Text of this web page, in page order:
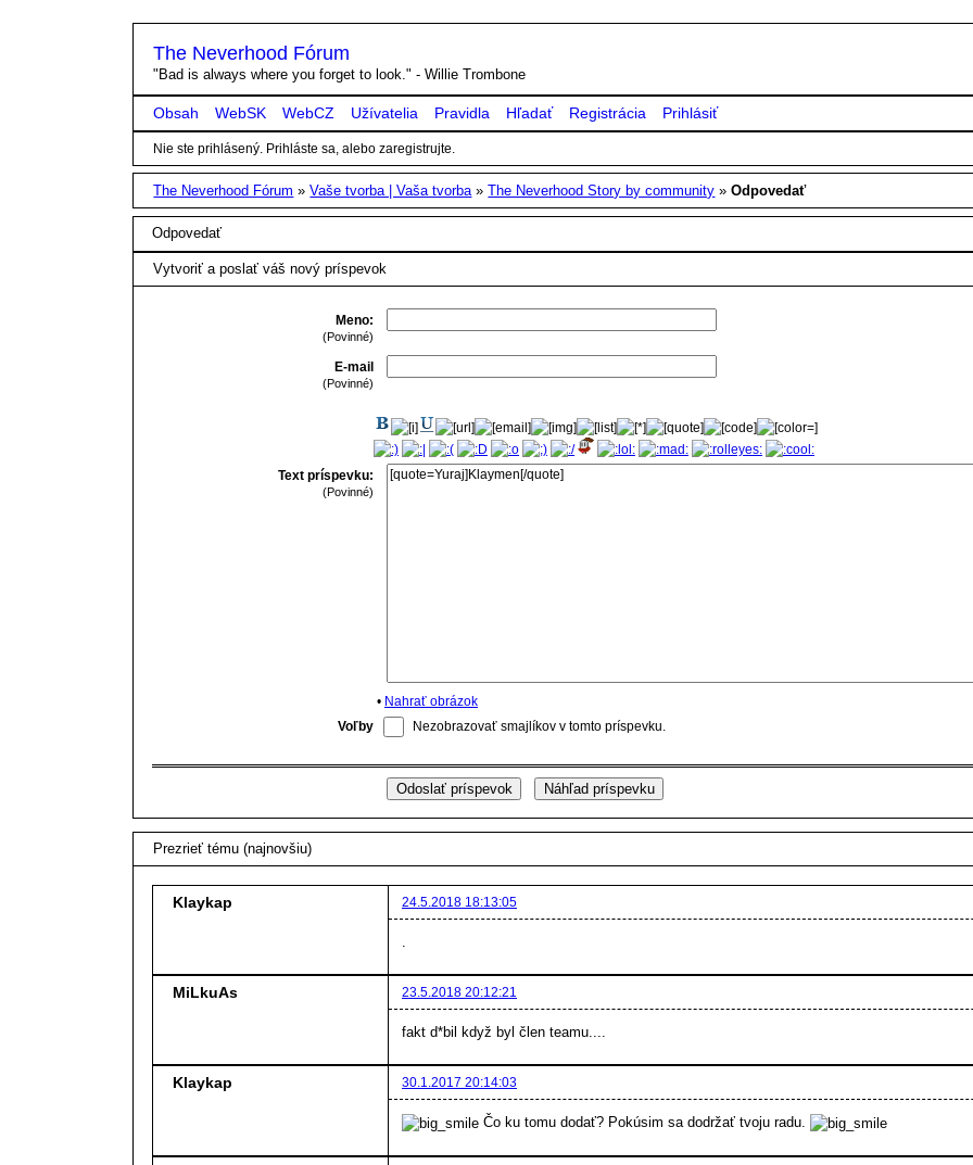
The Neverhood Fórum
"Bad is always where you forget to look." - Willie Trombone
Obsah WebSK WebCZ Užívatelia Pravidla Hľadať Registrácia Prihlásiť
Nie ste prihlásený. Prihláste sa, alebo zaregistrujte.
The Neverhood Fórum »Vaše tvorba | Vaša tvorba »The Neverhood Story by community »Odpovedať
Odpovedať
Vytvoriť a poslať váš nový príspevok
Meno:
(Povinné)
E-mail
(Povinné)
Text príspevku:
(Povinné)
• Nahrať obrázok
Voľby
Nezobrazovať smajlíkov v tomto príspevku.
Prezrieť tému (najnovšiu)
Klaykap 24.5.2018 18:13:05
.
MiLkuAs 23.5.2018 20:12:21
fakt d*bil když byl člen teamu....
Klaykap 30.1.2017 20:14:03
Čo ku tomu dodať? Pokúsim sa dodržať tvoju radu.